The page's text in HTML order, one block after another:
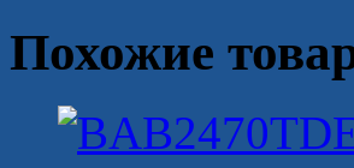
Похожие